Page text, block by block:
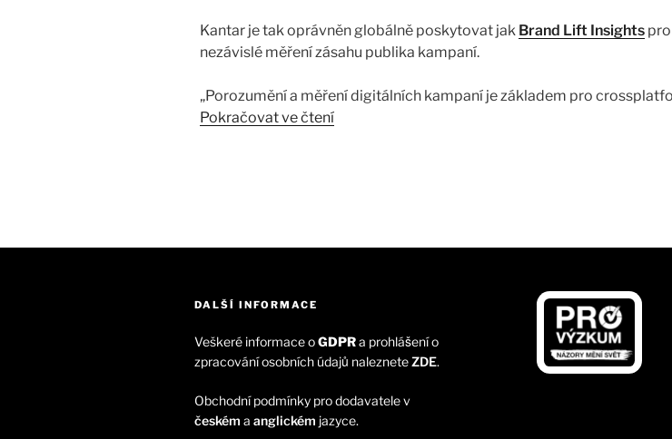
Kantar je tak oprávněn globálně poskytovat jak Brand Lift Insights
nezávislé měření zásahu publika kampaní.
„Porozumění a měření digitálních kampaní je základem pro
partnerství, může Kantar poskytovat zadavatelům důvěryhodný a
Pokračovat ve čtení
DALŠÍ INFORMACE
Veškeré informace oGDPRa prohlášení o
zpracování osobních údajů nalezneteZDE.
Obchodní podmínky pro dodavatele v
českém a anglickém jazyce.